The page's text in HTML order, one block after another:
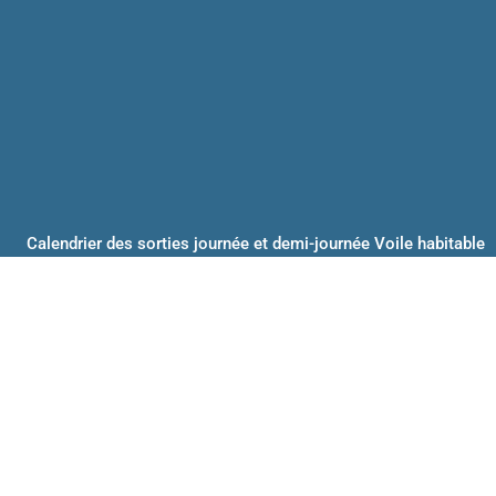
Calendrier des sorties journée et demi-journée Voile habitable